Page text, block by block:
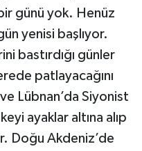
günü yok. Henüz
yenisi başlıyor.
bastırdığı günler
patlayacağını
Lübnan’da Siyonist
ayaklar altına alıp
Doğu Akdeniz’de